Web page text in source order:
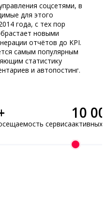
соцсетями, в
для этого
года, с тех пор
новыми
отчётов до KPI.
самым популярным
статистику
и автопостинг.
сервиса
10
активных